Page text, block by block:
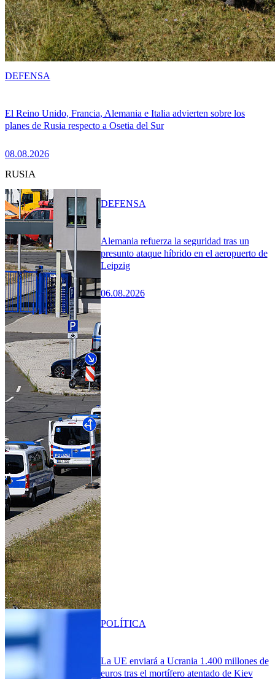
El Reino Unido, Francia, Alemania e Italia advierten sobre los
planes de Rusia respecto a Osetia del Sur
08.08.2026
DEFENSA
RUSIA
Alemania refuerza la seguridad tras un
presunto ataque híbrido en el aeropuerto de
Leipzig
06.08.2026
DEFENSA
La UE enviará a Ucrania 1.400 millones de
euros tras el mortífero atentado de Kiev
POLÍTICA